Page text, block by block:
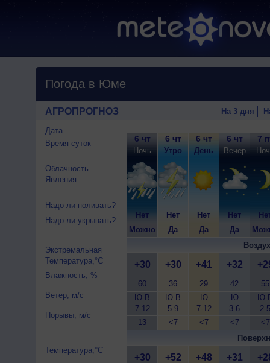
Погода в Юме
АГРОПРОГНОЗ На 3 дня
Дата
Время суток
Облачность
Явления
Надо ли поливать?
Надо ли укрывать?
Экстремальная
Температура,°C
Влажность, %
Ветер, м/с
Порывы, м/с
Температура,°C
6 чт
Ночь
Нет
Можно
6 чт
Утро
Нет
Да
6 чт
День
Нет
Да
6 чт
Вечер
Нет
Да
7
+30
60
Ю-В
7-12
13
+30
36
Ю-В
5-9
<7
+41
29
Ю
7-12
<7
+32
42
Ю
3-6
<7
55
Ю-
2-5
<7
+30 +52 +48 +31